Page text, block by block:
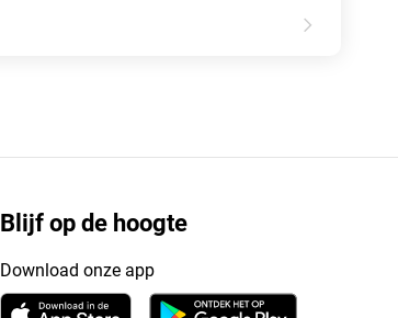
Blijf op de hoogte
Download onze app